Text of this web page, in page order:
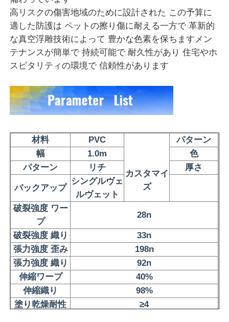
ニュース
事例
ソファ革素材
エコ革素材
シリコン革
マイクロ繊維の革
PU革材料
安全靴の素材
高リスクの傷害地域のために設計された この予算に
適した防護は ペットの擦り傷に耐える一方で 革新的
な真空浮雕技術によって 豊かな色素を保ちます メン
テナンスが簡単で 持続可能で 耐久性があり 住宅やホ
スピタリティの環境で 信頼性があります
材料 PVC
カスタマイ
ズ
パターン
幅
1.0m
色
パターン
リチ 厚さ
バックアップ
シングルヴェ
ルヴェット
破裂強度 ワー
プ
28n
破裂強度 織り
33n
張力強度 歪み
198n
張力強度 織り
92n
伸縮ワープ
40%
伸縮織り
98%
塗り乾燥耐性
≥4